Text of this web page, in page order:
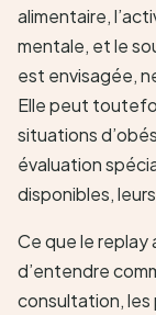
alimentaire,
mentale, et le
est envisagée,
Elle peut
situations
évaluation
disponibles,
Ce que le replay
d’entendre
consultation,